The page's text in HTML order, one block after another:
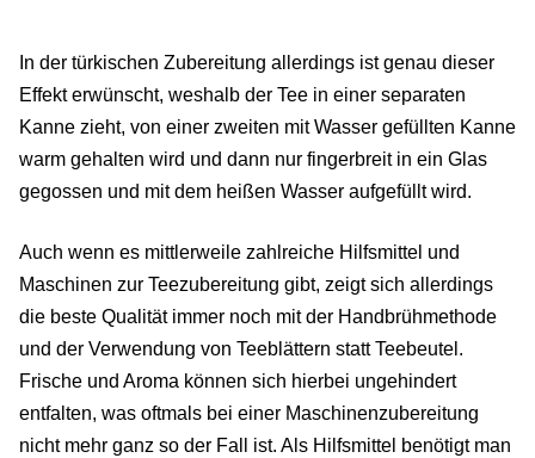
In der türkischen Zubereitung allerdings ist genau dieser
Effekt erwünscht, weshalb der Tee in einer separaten
Kanne zieht, von einer zweiten mit Wasser gefüllten Kanne
warm gehalten wird und dann nur fingerbreit in ein Glas
gegossen und mit dem heißen Wasser aufgefüllt wird.
Auch wenn es mittlerweile zahlreiche Hilfsmittel und
Maschinen zur Teezubereitung gibt, zeigt sich allerdings
die beste Qualität immer noch mit der Handbrühmethode
und der Verwendung von Teeblättern statt Teebeutel.
Frische und Aroma können sich hierbei ungehindert
entfalten, was oftmals bei einer Maschinenzubereitung
nicht mehr ganz so der Fall ist. Als Hilfsmittel benötigt man